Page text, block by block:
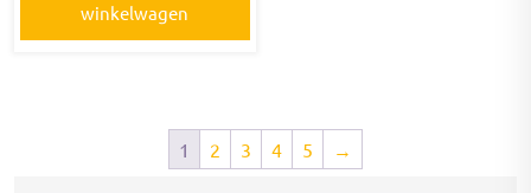
winkelwagen
1 2 3 4 5 →